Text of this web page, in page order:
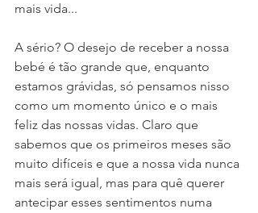
mais vida...
A sério? O desejo de receber a nossa
bebé é tão grande que, enquanto
estamos grávidas, só pensamos nisso
como um momento único e o mais
feliz das nossas vidas. Claro que
sabemos que os primeiros meses são
muito difíceis e que a nossa vida nunca
mais será igual, mas para quê querer
antecipar esses sentimentos numa